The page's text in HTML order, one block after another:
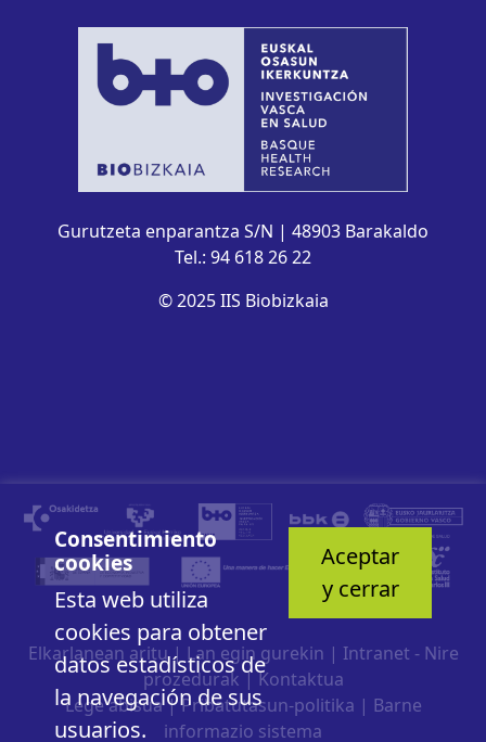
Gurutzeta enparantza S/N | 48903 Barakaldo
Tel.: 94 618 26 22
© 2025 IIS Biobizkaia
Consentimiento
cookies
Esta web utiliza
cookies para obtener
datos estadísticos de
la navegación de sus
usuarios.
Aceptar
y cerrar
Elkarlanean aritu| Lan egin gurekin | Intranet - Nire
prozedurak|Kontaktua
Lege abisua|Pribatutasun-politika | Barne
informazio sistema